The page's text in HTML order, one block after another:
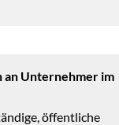
an Unternehmer im
öffentliche